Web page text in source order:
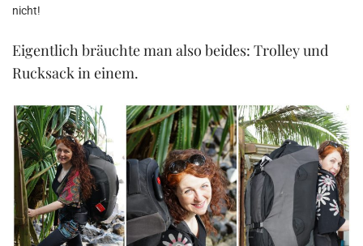
nicht!
Eigentlich bräuchte man also beides: Trolley und
Rucksack in einem.